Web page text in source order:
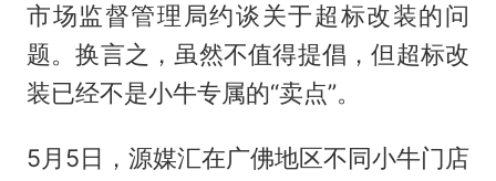
市场监督管理局约谈关于超标改装的问
题。换言之，虽然不值得提倡，但超标改
装已经不是小牛专属的“卖点”。
5月5日，源媒汇在广佛地区不同小牛门店